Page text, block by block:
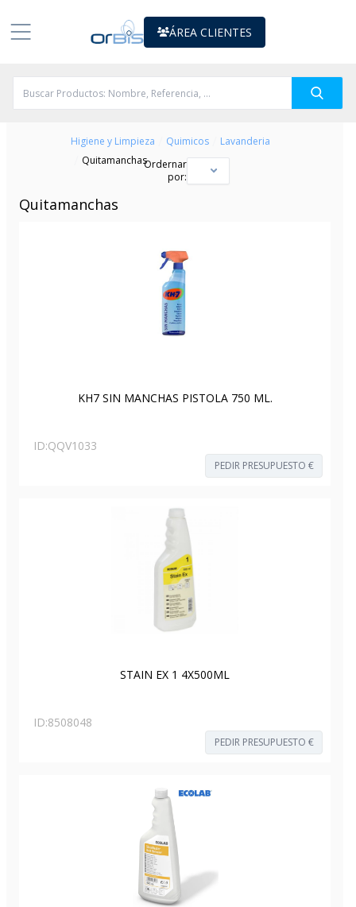
ÁREA CLIENTES
Higiene y Limpieza Quimicos Lavanderia
QuitamanchasOrdernar
por:
Quitamanchas
KH7 SIN MANCHAS PISTOLA 750 ML.
ID:QQV1033
PEDIR PRESUPUESTO €
STAIN EX 1 4X500ML
ID:8508048
PEDIR PRESUPUESTO €